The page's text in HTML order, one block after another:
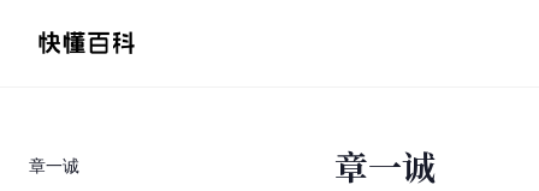
章一诚
章一诚